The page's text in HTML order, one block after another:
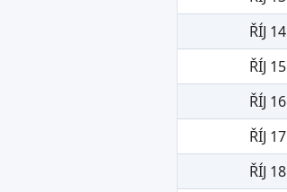
ŘÍJ 14
ŘÍJ 15
ŘÍJ 16
ŘÍJ 17
ŘÍJ 18